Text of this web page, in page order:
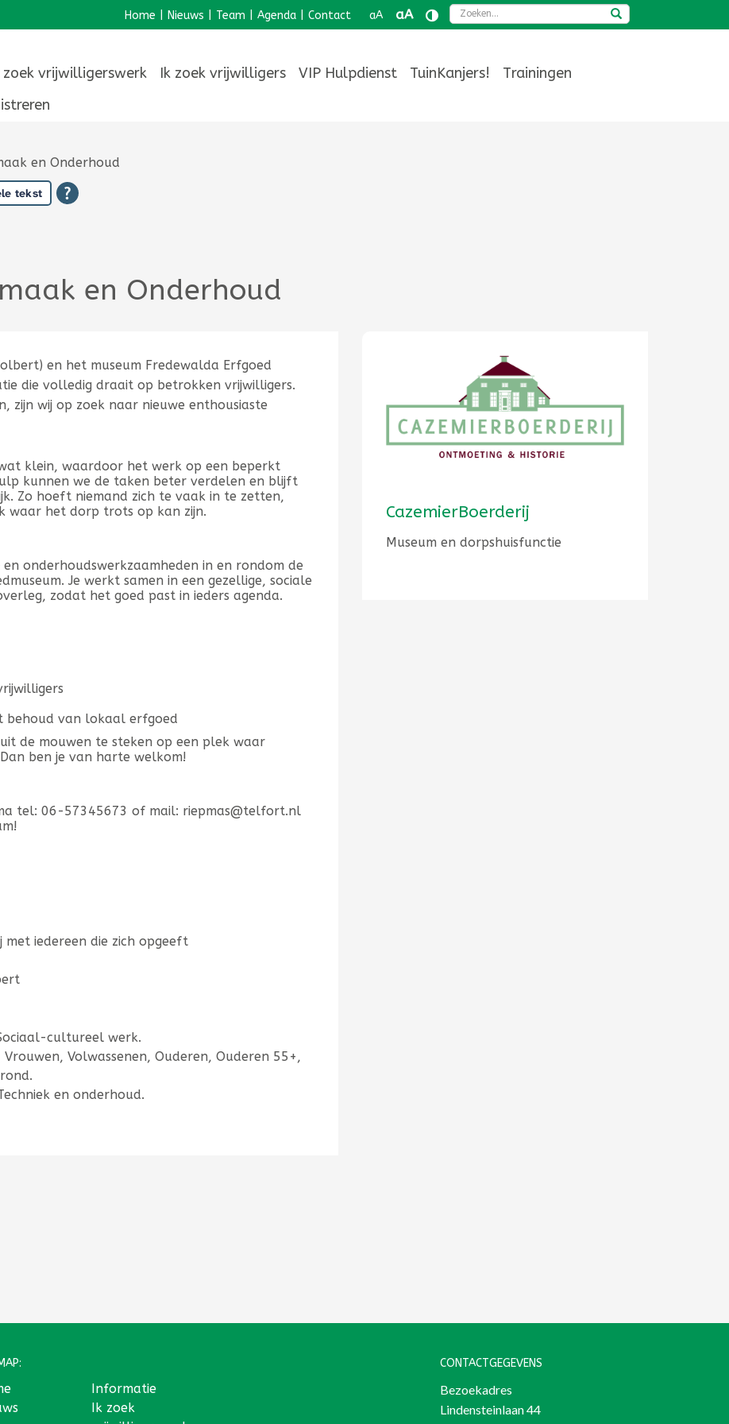
Home Nieuws Team Agenda Contact aA aA Zoeken
zoek vrijwilligerswerk Ik zoek vrijwilligers VIP Hulpdienst TuinKanjers!
Trainingen
en Onderhoud
tekst
en Onderhoud
en het museum Fredewalda Erfgoed
die volledig draait op betrokken vrijwilligers.
zijn wij op zoek naar nieuwe enthousiaste
klein, waardoor het werk op een beperkt
kunnen we de taken beter verdelen en blijft
Zo hoeft niemand zich te vaak in te zetten,
waar het dorp trots op kan zijn.
onderhoudswerkzaamheden in en rondom de
Je werkt samen in een gezellige, sociale
zodat het goed past in ieders agenda.
behoud van lokaal erfgoed
de mouwen te steken op een plek waar
ben je van harte welkom!
tel: 06-57345673 of mail: riepmas@telfort.nl
met iedereen die zich opgeeft
cultureel werk.
Volwassenen, Ouderen, Ouderen 55+,
en onderhoud.
CazemierBoerderij
Museum en dorpshuisfunctie
Informatie
Ik zoek
CONTACTGEGEVENS
Bezoekadres
Lindensteinlaan 44